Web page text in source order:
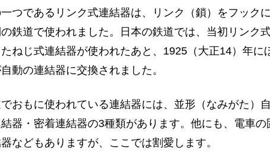
つであるリンク式連結器は、リンク（鎖）をフック
鉄道で使われました。日本の鉄道では、当初リンク
ねじ式連結器が使われたあと、1925（大正14）年に
動の連結器に交換されました。
おもに使われている連結器には、並形（なみがた）
器・密着連結器の3種類があります。他にも、電車の
などもありますが、ここでは割愛します。